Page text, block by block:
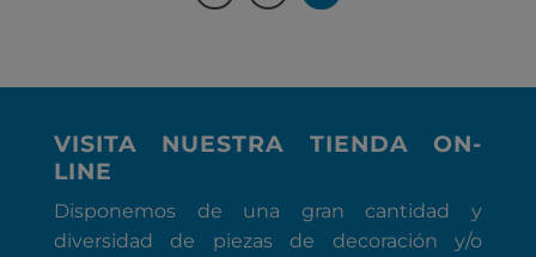
VISITA NUESTRA TIENDA ON-
LINE
Disponemos de una gran cantidad y
diversidad de piezas de decoración y/o